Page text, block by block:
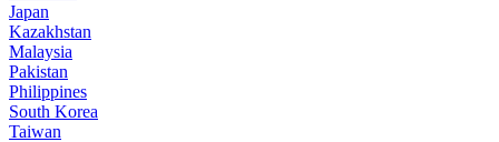
Japan
Kazakhstan
Malaysia
Pakistan
Philippines
South Korea
Taiwan